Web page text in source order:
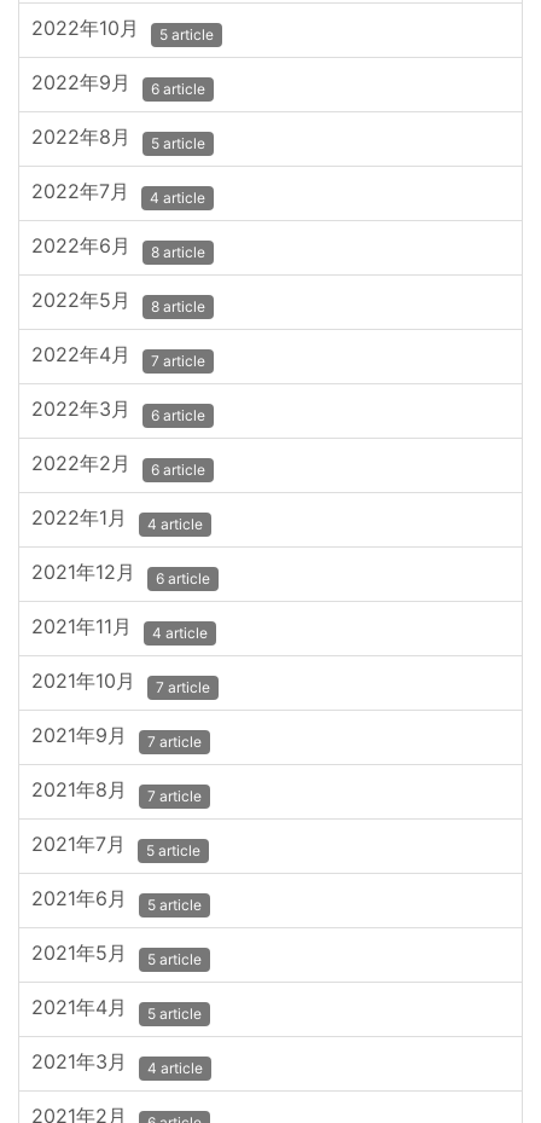
2022年10月 5 article
2022年9月 6 article
2022年8月 5 article
2022年7月 4 article
2022年6月 8 article
2022年5月 8 article
2022年4月 7 article
2022年3月 6 article
2022年2月 6 article
2022年1月 4 article
2021年12月 6 article
2021年11月 4 article
2021年10月 7 article
2021年9月 7 article
2021年8月 7 article
2021年7月 5 article
2021年6月 5 article
2021年5月 5 article
2021年4月 5 article
2021年3月 4 article
2021年2月